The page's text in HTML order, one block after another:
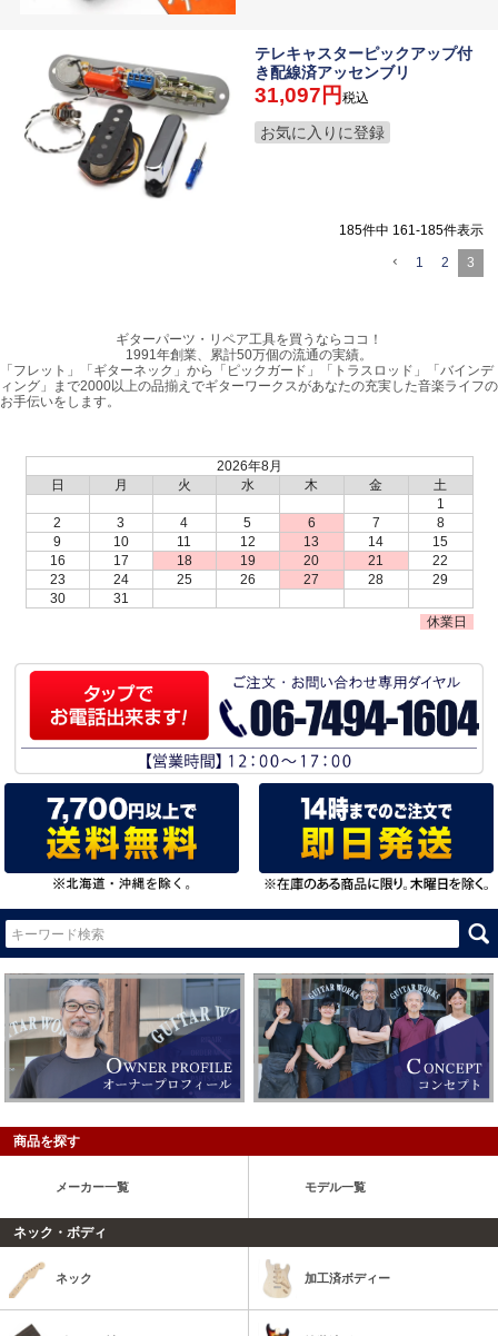
テレキャスターピックアップ付
き配線済アッセンブリ
31,097 税込
お気に入りに登録
185件中 161-185件表示
1 2 3
ギターパーツ・リペア工具を買うならココ！
1991年創業、累計50万個の流通の実績。
「フレット」「ギターネック」から「ピックガード」「トラスロッド」「バインデ
ィング」まで2000以上の品揃えでギターワークスがあなたの充実した音楽ライフの
お手伝いをします。
2026年8月
日
月 火 水 木 金
土
1
2
3 4 5 6 7
8
9
10 11 12 13 14
15
16
17 18 19 20 21
22
23
24 25 26 27 28
29
30
31
休業日
商品を探す
メーカー一覧 モデル一覧
ネック・ボディ
ネック 加工済ボディー